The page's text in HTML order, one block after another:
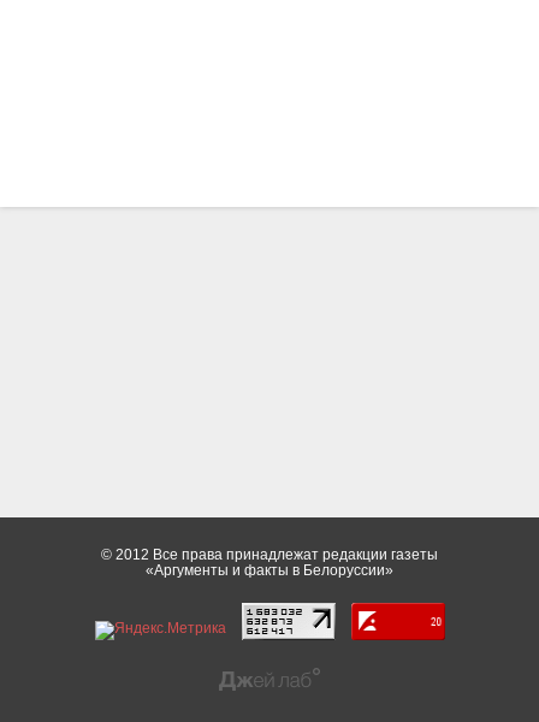
© 2012 Все права принадлежат редакции газеты
«Аргументы и факты в Белоруссии»